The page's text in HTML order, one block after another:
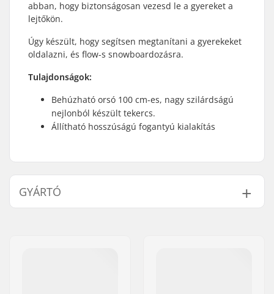
abban, hogy biztonságosan vezesd le a gyereket a
lejtőkön.
Úgy készült, hogy segítsen megtanítani a gyerekeket
oldalazni, és flow-s snowboardozásra.
Tulajdonságok:
Behúzható orsó 100 cm-es, nagy szilárdságú
nejlonból készült tekercs.
Állítható hosszúságú fogantyú kialakítás
GYÁRTÓ